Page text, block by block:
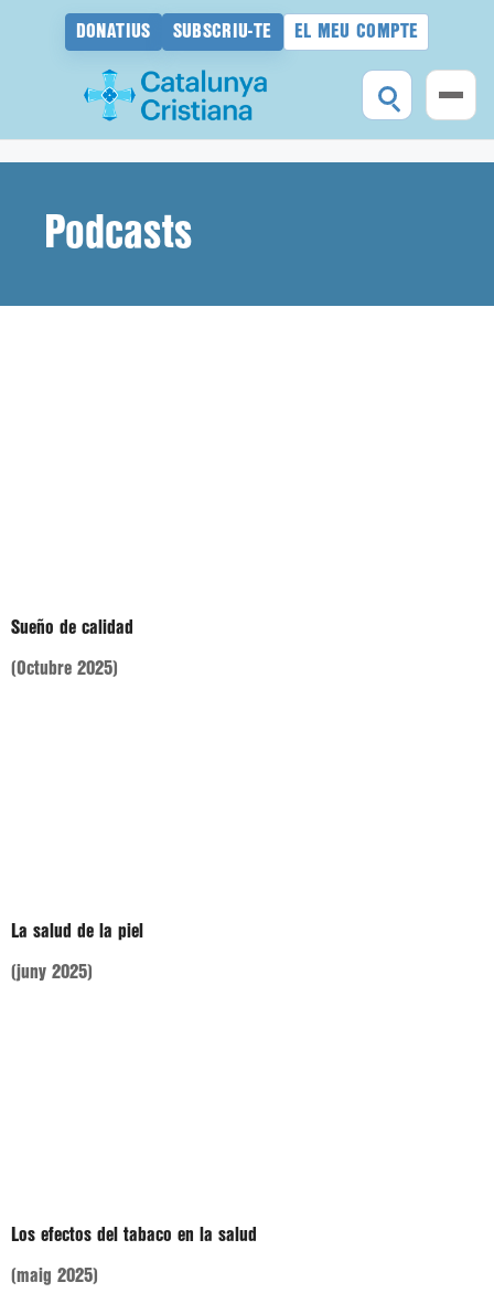
DONATIUS SUBSCRIU-TE EL MEU COMPTE
Podcasts
Sueño de calidad
(Octubre 2025)
La salud de la piel
(juny 2025)
Los efectos del tabaco en la salud
(maig 2025)